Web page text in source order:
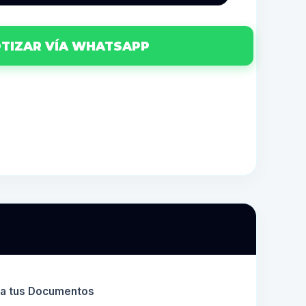
VÍA WHATSAPP
tus Documentos